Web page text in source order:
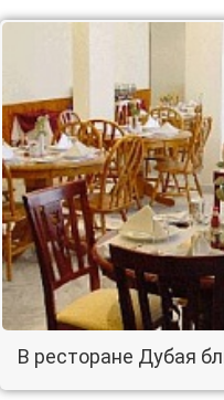
В ресторане Дубая